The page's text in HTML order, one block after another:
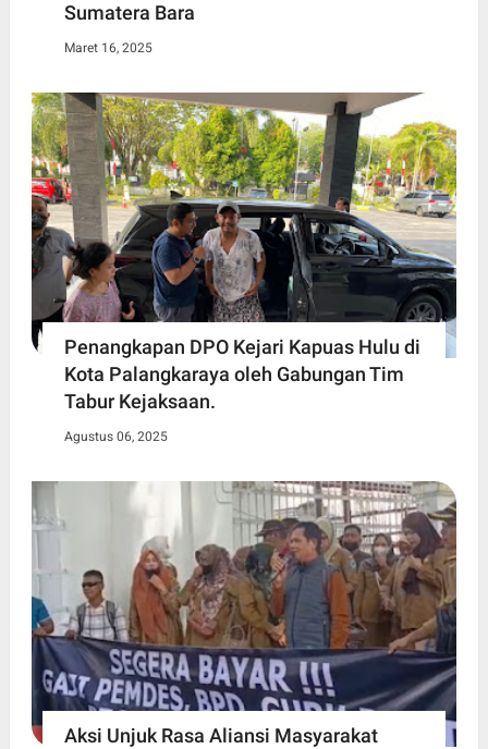
Sumatera Bara
Maret 16, 2025
Penangkapan DPO Kejari Kapuas Hulu di
Kota Palangkaraya oleh Gabungan Tim
Tabur Kejaksaan.
Agustus 06, 2025
Aksi Unjuk Rasa Aliansi Masyarakat